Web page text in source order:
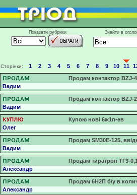
Показати рубрики Знайти в
Сторінки: 1 2 3 4 5 6 7 8 9 10 11
Продам контактор BZJ-
Вадим
Продам контактор BZJ-
Вадим
Купою нові 6ж1п-ев
Олег
Продам SM30E-125,
Вадим
Продам тиратрон ТГ3-
Александр
Продам 6Н2П б/у в
Александр